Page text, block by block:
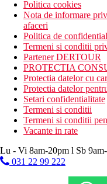
Politica cookies
Nota de informare
afaceri
Politica de
Termeni si conditii
Partener DERTOUR
PROTECTIA
Protectia datelor cu
Protectia datelor
Setari confidentialitate
Termeni si conditii
Termeni si conditii
Vacante in rate
Lu - Vi 8am-20pm l Sb
031 22 99 222